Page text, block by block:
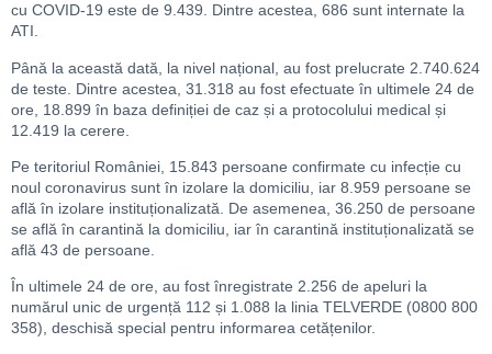
cu COVID-19 este de 9.439. Dintre acestea, 686 sunt internate la
ATI.
Până la această dată, la nivel național, au fost prelucrate 2.740.624
de teste. Dintre acestea, 31.318 au fost efectuate în ultimele 24 de
ore, 18.899 în baza definiției de caz și a protocolului medical și
12.419 la cerere.
Pe teritoriul României, 15.843 persoane confirmate cu infecție cu
noul coronavirus sunt în izolare la domiciliu, iar 8.959 persoane se
află în izolare instituționalizată. De asemenea, 36.250 de persoane
se află în carantină la domiciliu, iar în carantină instituționalizată se
află 43 de persoane.
În ultimele 24 de ore, au fost înregistrate 2.256 de apeluri la
numărul unic de urgență 112 și 1.088 la linia TELVERDE (0800 800
358), deschisă special pentru informarea cetățenilor.